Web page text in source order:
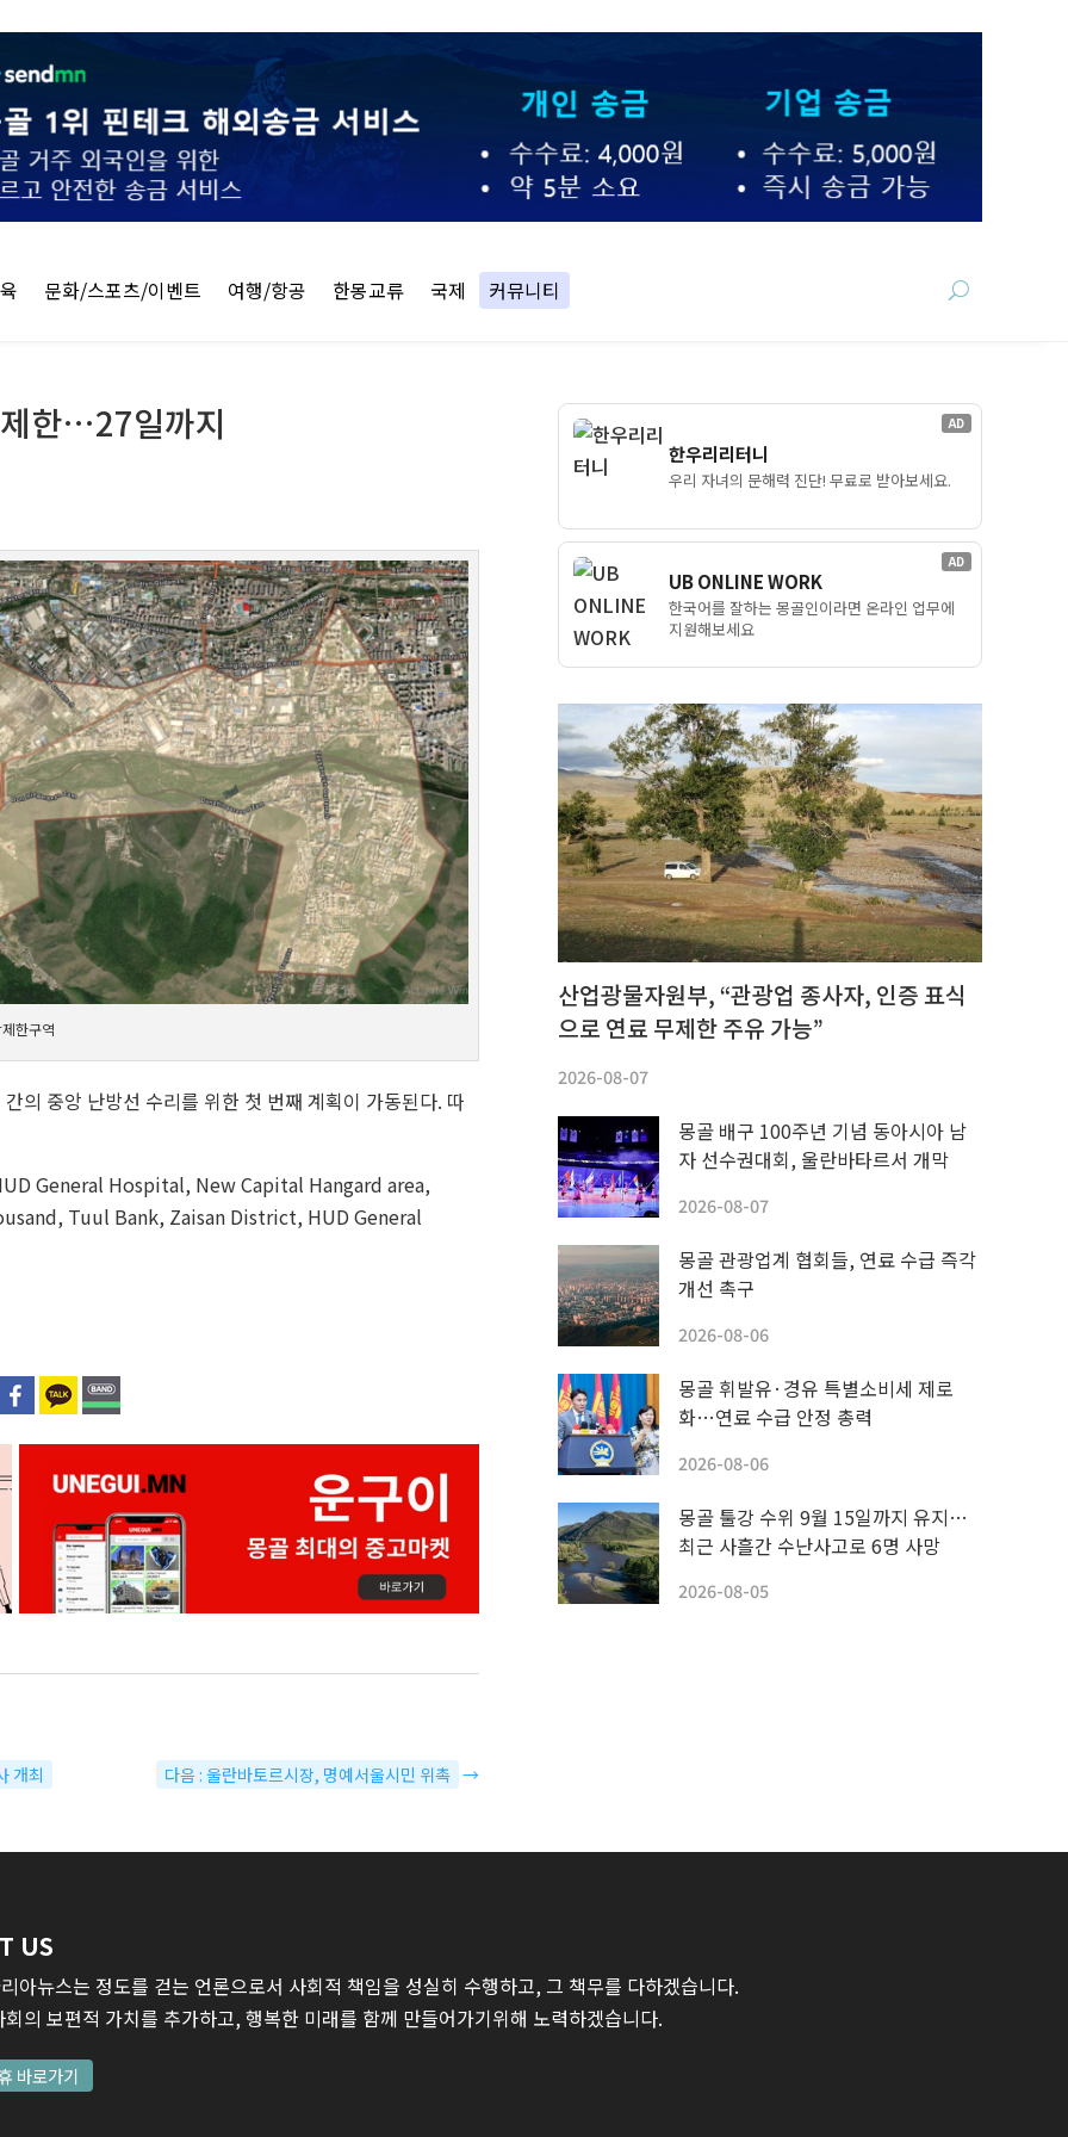
문화/스포츠/이벤트 여행/항공 한몽교류 국제 커뮤니티
한…27일까지
한구역
의 중앙 난방선 수리를 위한 첫 번째 계획이 가동된다. 따
General Hospital, New Capital Hangard area,
Tuul Bank, Zaisan District, HUD General
개최 다음 : 울란바토르시장, 명예서울시민 위촉 →
AD
한우리리터니
우리 자녀의 문해력 진단! 무료로 받아보세요.
AD
UB ONLINE WORK
한국어를 잘하는 몽골인이라면 온라인 업무에
지원해보세요
산업광물자원부, “관광업 종사자, 인증 표식
으로 연료 무제한 주유 가능”
2026-08-07
몽골 배구 100주년 기념 동아시아 남
자 선수권대회, 울란바타르서 개막
2026-08-07
몽골 관광업계 협회들, 연료 수급 즉각
개선 촉구
2026-08-06
몽골 휘발유·경유 특별소비세 제로
화…연료 수급 안정 총력
2026-08-06
몽골 툴강 수위 9월 15일까지 유지…
최근 사흘간 수난사고로 6명 사망
2026-08-05
US
아뉴스는 정도를 걷는 언론으로서 사회적 책임을 성실히 수행하고, 그 책무를 다하겠습니다.
의 보편적 가치를 추가하고, 행복한 미래를 함께 만들어가기위해 노력하겠습니다.
바로가기